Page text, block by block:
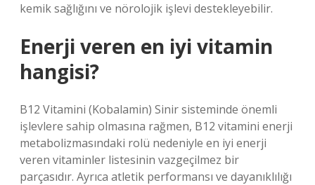
kemik sağlığını ve nörolojik işlevi destekleyebilir.
Enerji veren en iyi vitamin
hangisi?
B12 Vitamini (Kobalamin) Sinir sisteminde önemli
işlevlere sahip olmasına rağmen, B12 vitamini enerji
metabolizmasındaki rolü nedeniyle en iyi enerji
veren vitaminler listesinin vazgeçilmez bir
parçasıdır. Ayrıca atletik performansı ve dayanıklılığı